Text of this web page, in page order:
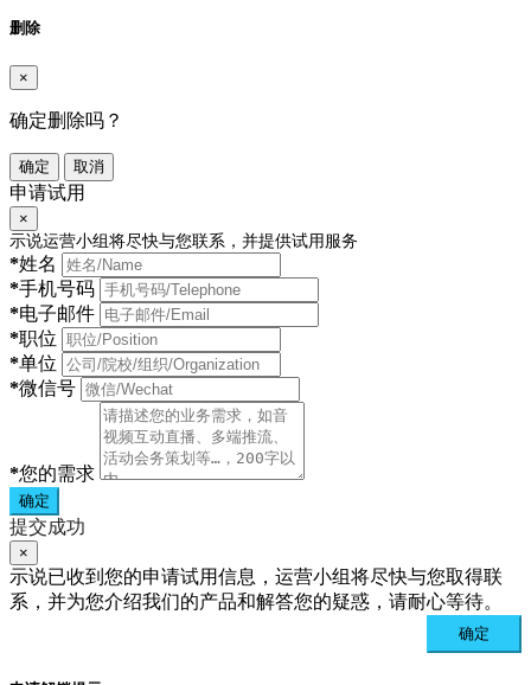
删除
×
确定删除吗？
确定 取消
申请试用
×
示说运营小组将尽快与您联系，并提供试用服务
*姓名
*手机号码
*电子邮件
*职位
*单位
*微信号
*您的需求
确定
提交成功
×
示说已收到您的申请试用信息，运营小组将尽快与您取得联
系，并为您介绍我们的产品和解答您的疑惑，请耐心等待。
确定